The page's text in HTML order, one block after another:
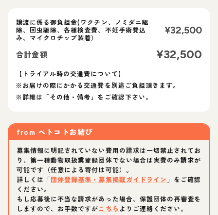
譲渡に係る御負担金(ワクチン、ノミダニ駆
除、回虫駆除、各種検査費、不妊手術費込
み、マイクロチップ装着）
¥32,500
合計金額 ¥32,500
【トライアル時の交通費について】
※お届けの際にかかる交通費を別途ご負担頂きます。
※詳細は「その他・備考」をご確認下さい。
from ペトコトお結び
募集情報に明記されていない費用の請求は一切禁止されてお
り、第一種動物取扱業登録団体でない場合は実費のみ請求が
可能です（任意による寄付は可能）。
詳しくは「団体登録基準・募集掲載ガイドライン 」をご確認
ください。
もし応募後に不当な請求があった場合、保護団体の再審査を
しますので、お手数ですがこちら よりご連絡ください。